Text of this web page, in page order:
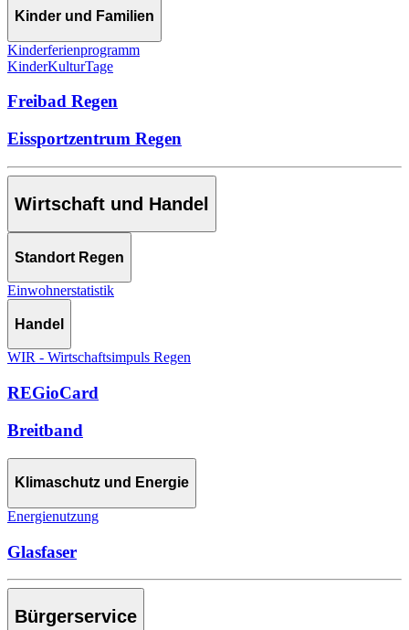
Kinder und Familien
Kinderferienprogramm
KinderKulturTage
Freibad Regen
Eissportzentrum Regen
Wirtschaft und Handel
Standort Regen
Einwohnerstatistik
Handel
WIR - Wirtschaftsimpuls Regen
REGioCard
Breitband
Klimaschutz und Energie
Energienutzung
Glasfaser
Bürgerservice